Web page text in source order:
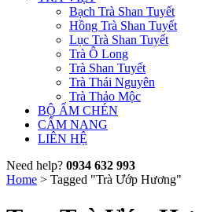
Bạch Trà Shan Tuyết
Hồng Trà Shan Tuyết
Lục Trà Shan Tuyết
Trà Ô Long
Trà Shan Tuyết
Trà Thái Nguyên
Trà Thảo Mộc
BỘ ẤM CHÉN
CẨM NANG
LIÊN HỆ
Need help? 0934 632 993
Home > Tagged "Trà Ướp Hương"